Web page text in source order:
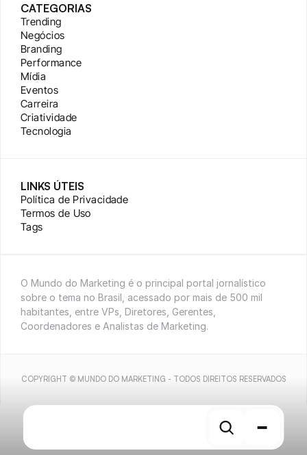
CATEGORIAS
Trending
Negócios
Branding
Performance
Mídia
Eventos
Carreira
Criatividade
Tecnologia
LINKS ÚTEIS
Política de Privacidade
Termos de Uso
Tags
O Mundo do Marketing é o principal portal jornalístico
sobre o tema no Brasil, acessado por mais de 500 mil
habitantes, entre VPs, Diretores, Gerentes,
Coordenadores e Analistas de Marketing.
COPYRIGHT © MUNDO DO MARKETING - TODOS DIREITOS RESERVADOS